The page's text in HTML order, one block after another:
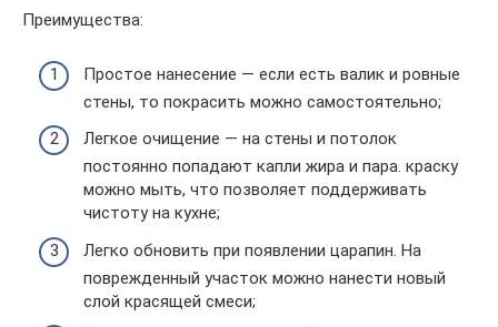
Преимущества:
Простое нанесение — если есть валик и ровные
стены, то покрасить можно самостоятельно;
Легкое очищение — на стены и потолок
постоянно попадают капли жира и пара. краску
можно мыть, что позволяет поддерживать
чистоту на кухне;
Легко обновить при появлении царапин. На
поврежденный участок можно нанести новый
слой красящей смеси;